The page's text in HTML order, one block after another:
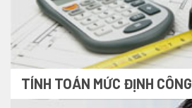
TÍNH TOÁN MỨC ĐỊNH CÔNG